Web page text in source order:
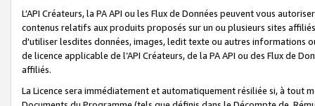
L’API Créateurs, la PA API ou les Flux de Données peuvent vous
contenus relatifs aux produits proposés sur un ou plusieurs sites
d'utiliser lesdites données, images, ledit texte ou autres informations
de licence applicable de l’API Créateurs, de la PA API ou des Flux de
affiliés.
La Licence sera immédiatement et automatiquement résiliée si, à